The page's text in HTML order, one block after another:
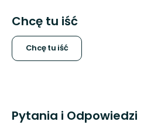
Chcę tu iść
Chcę tu iść
Pytania i Odpowiedzi